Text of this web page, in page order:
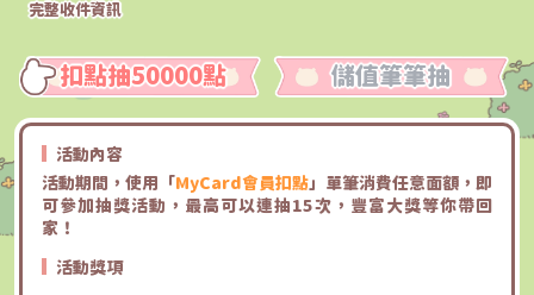
完整收件資訊
扣點抽50000點 儲值筆筆抽
活動內容
活動期間，使用「MyCard會員扣點」單筆消費任意面額，即
可參加抽獎活動，最高可以連抽15次，豐富大獎等你帶回
家！
活動獎項